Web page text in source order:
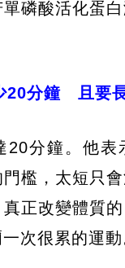
磷酸活化蛋
20分鐘 且要
20分鐘。他表
檻，太短只
正改變體質
次很累的運動